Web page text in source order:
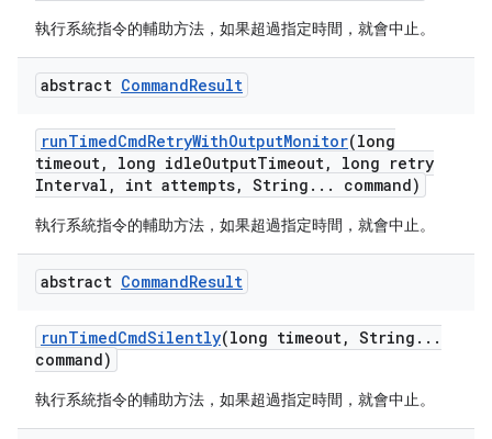
執行系統指令的輔助方法，如果超過指定時間，就會中止。
abstract CommandResult
runTimedCmdRetryWithOutputMonitor(long
timeout, long idleOutputTimeout,
long retry
Interval , int attempts, String . . . command)
執行系統指令的輔助方法，如果超過指定時間，就會中止。
abstract CommandResult
runTimedCmdSilently(long timeout, String . . .
command)
執行系統指令的輔助方法，如果超過指定時間，就會中止。